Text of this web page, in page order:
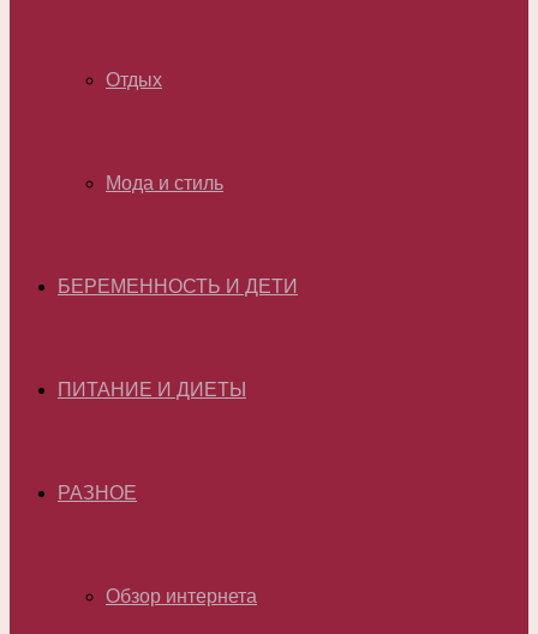
Отдых
Мода и стиль
БЕРЕМЕННОСТЬ И ДЕТИ
ПИТАНИЕ И ДИЕТЫ
РАЗНОЕ
Обзор интернета